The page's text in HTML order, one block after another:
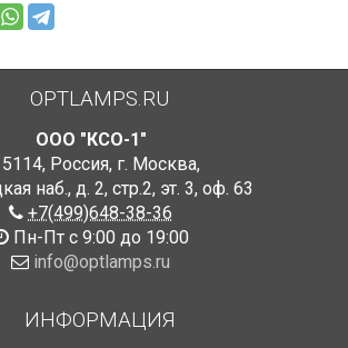
OPTLAMPS.RU
ООО "КСО-1"
, Россия, г. Москва,
наб., д. 2, стр.2, эт. 3, оф. 63
+7(499)648-38-36
Пн-Пт с 9:00 до 19:00
info@optlamps.ru
ИНФОРМАЦИЯ